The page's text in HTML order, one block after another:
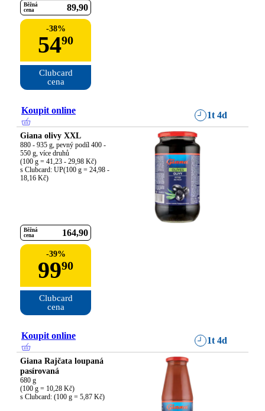
Běžná
cena
89 90
-38%
5490
Clubcard
cena
Koupit online 1t 4d
Giana olivy XXL
880 - 935 g, pevný podíl 400 -
550 g, více druhů
(100 g = 41,23 - 29,98 Kč)
s Clubcard: UP(100 g = 24,98 -
18,16 Kč)
Běžná
cena
164 90
-39%
9990
Clubcard
cena
Koupit online 1t 4d
Giana Rajčata loupaná
pasírovaná
680 g
(100 g = 10,28 Kč)
s Clubcard: (100 g = 5,87 Kč)